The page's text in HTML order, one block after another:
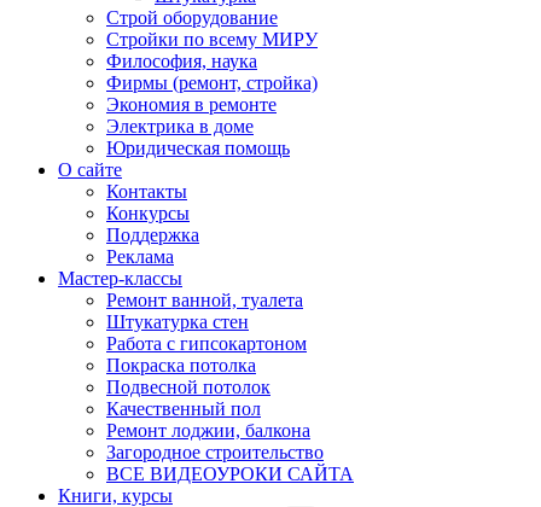
Строй оборудование
Стройки по всему МИРУ
Философия, наука
Фирмы (ремонт, стройка)
Экономия в ремонте
Электрика в доме
Юридическая помощь
О сайте
Контакты
Конкурсы
Поддержка
Реклама
Мастер-классы
Ремонт ванной, туалета
Штукатурка стен
Работа с гипсокартоном
Покраска потолка
Подвесной потолок
Качественный пол
Ремонт лоджии, балкона
Загородное строительство
ВСЕ ВИДЕОУРОКИ САЙТА
Книги, курсы